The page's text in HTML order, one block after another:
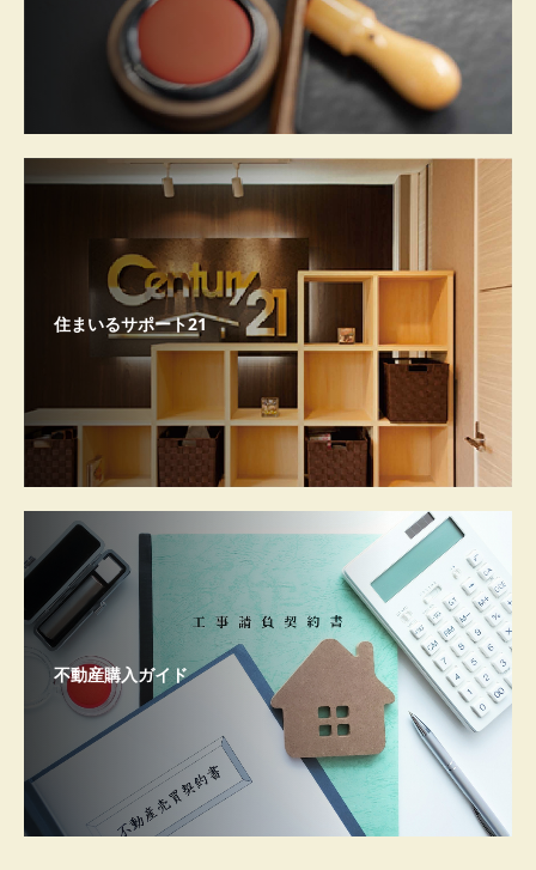
住まいるサポート21
不動産購入ガイド